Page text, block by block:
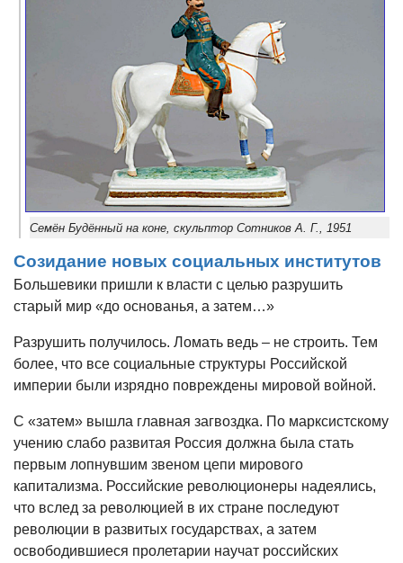
Семён Будённый на коне, скульптор Сотников А. Г., 1951
Созидание новых социальных институтов
Большевики пришли к власти с целью разрушить
старый мир «до основанья, а затем…»
Разрушить получилось. Ломать ведь – не строить. Тем
более, что все социальные структуры Российской
империи были изрядно повреждены мировой войной.
С «затем» вышла главная загвоздка. По марксистскому
учению слабо развитая Россия должна была стать
первым лопнувшим звеном цепи мирового
капитализма. Российские революционеры надеялись,
что вслед за революцией в их стране последуют
революции в развитых государствах, а затем
освободившиеся пролетарии научат российских